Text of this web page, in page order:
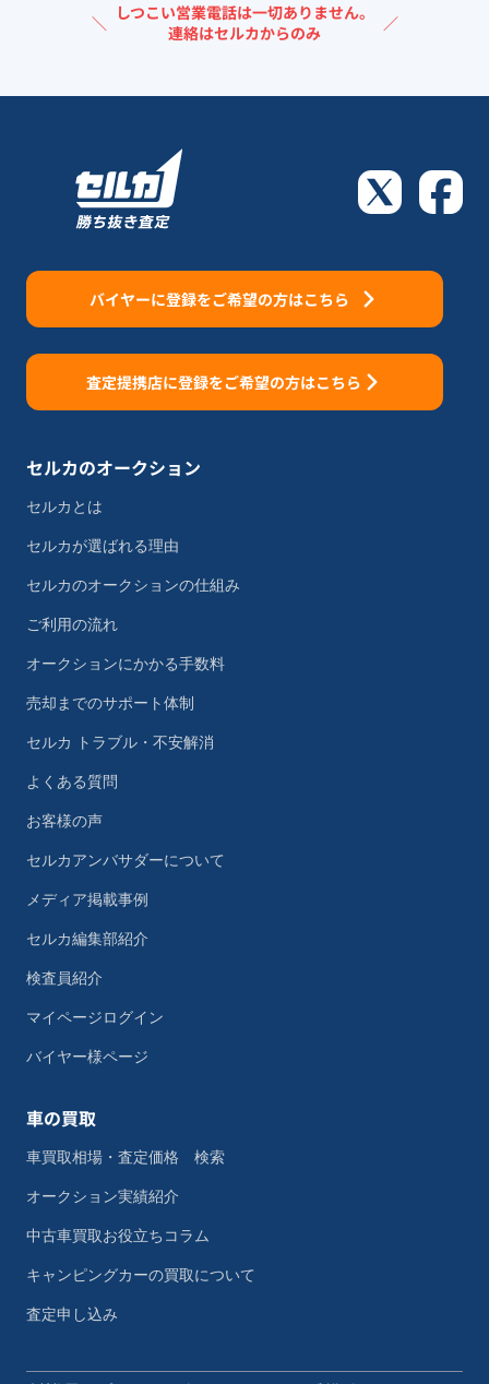
＼ しつこい営業電話は一切ありません。
連絡はセルカからのみ
／
バイヤーに登録をご希望の方はこちら
査定提携店に登録をご希望の方はこちら
セルカのオークション
セルカとは
セルカが選ばれる理由
セルカのオークションの仕組み
ご利用の流れ
オークションにかかる手数料
売却までのサポート体制
セルカ トラブル・不安解消
よくある質問
お客様の声
セルカアンバサダーについて
メディア掲載事例
セルカ編集部紹介
検査員紹介
マイページログイン
バイヤー様ページ
車の買取
車買取相場・査定価格 検索
オークション実績紹介
中古車買取お役立ちコラム
キャンピングカーの買取について
査定申し込み